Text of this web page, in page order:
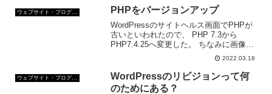
PHPをバージョンアップ
WordPressのサイトヘルス画面でPHPが
古いといわれたので、 PHP 7.3から
PHP7.4.25へ変更した。 ちなみに画像
は、以前のバージョンアップの時のもの
だが、やり方は、以前にやったのと同じ
だ。
2022.03.18
WordPressのリビジョンって何
のためにある？